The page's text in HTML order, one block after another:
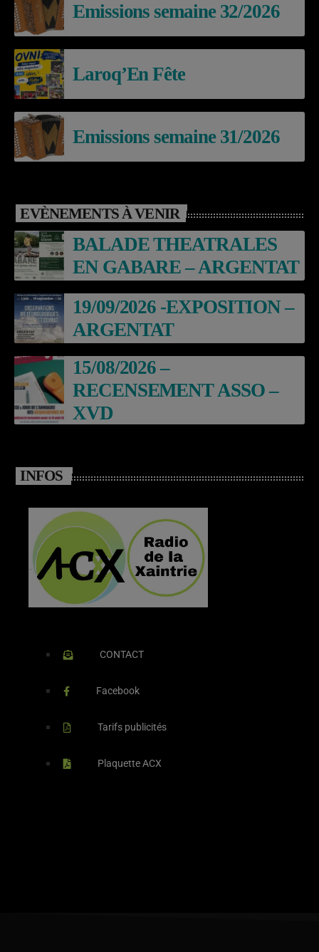
Emissions semaine 32/2026
Laroq’En Fête
Emissions semaine 31/2026
EVÈNEMENTS À VENIR
BALADE THEATRALES
EN GABARE – ARGENTAT
19/09/2026 -EXPOSITION –
ARGENTAT
15/08/2026 –
RECENSEMENT ASSO –
XVD
INFOS
CONTACT
Facebook
Tarifs publicités
Plaquette ACX